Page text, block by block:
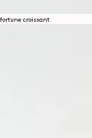
fortune croissant